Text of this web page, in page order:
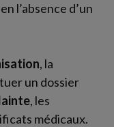
l’absence d’un
, la
un dossier
, les
médicaux.